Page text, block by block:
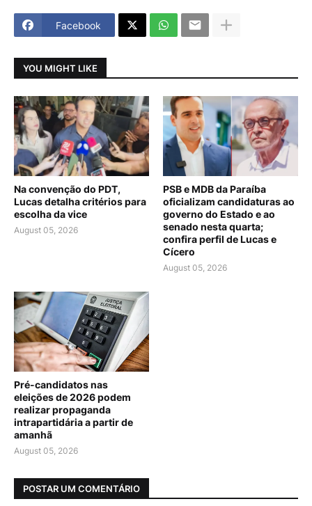
Facebook
YOU MIGHT LIKE
Na convenção do PDT,
Lucas detalha critérios para
escolha da vice
August 05, 2026
PSB e MDB da Paraíba
oficializam candidaturas ao
governo do Estado e ao
senado nesta quarta;
confira perfil de Lucas e
Cícero
August 05, 2026
Pré-candidatos nas
eleições de 2026 podem
realizar propaganda
intrapartidária a partir de
amanhã
August 05, 2026
POSTAR UM COMENTÁRIO